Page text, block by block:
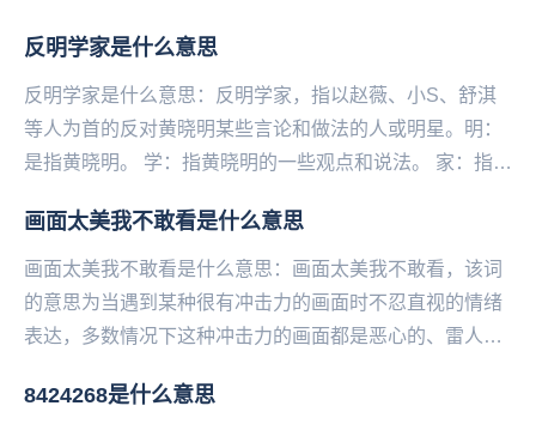
反明学家是什么意思
反明学家是什么意思：反明学家，指以赵薇、小S、舒淇
等人为首的反对黄晓明某些言论和做法的人或明星。明：
是指黄晓明。 学：指黄晓明的一些观点和说法。 家：指一
画面太美我不敢看是什么意思
画面太美我不敢看是什么意思：画面太美我不敢看，该词
的意思为当遇到某种很有冲击力的画面时不忍直视的情绪
表达，多数情况下这种冲击力的画面都是恶心的、雷人
却...
8424268是什么意思